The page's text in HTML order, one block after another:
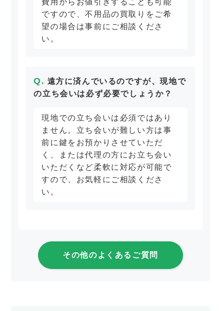
費用からお値引きすることも可能
ですので、不用品の買取りをご希
望の場合は事前にご相談くださ
い。
遠方に済んでいるのですが、現地で
の立ち会いは必ず必要でしょうか？
現地での立ち会いは必須ではあり
ません。立ち会いが難しい方は事
前に鍵をお預かりさせていただ
く、または代理の方にお立ち会い
いただくなど柔軟に対応が可能で
すので、お気軽にご相談くださ
い。
その他のよくあるご質問